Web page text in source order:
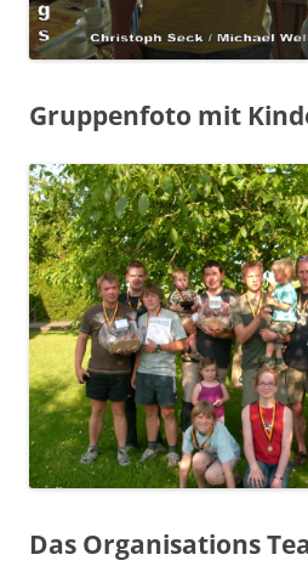
Gruppenfoto mit
Das Organisations